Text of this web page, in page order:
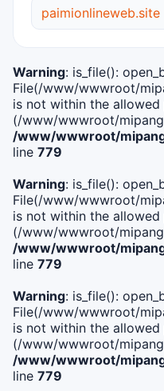
paimionlineweb.site
Warning: is_file():
File(/www/wwwroot/
is not within the allowed
(/www/wwwroot/
/www/wwwroot/
line 779
Warning: is_file():
File(/www/wwwroot/
is not within the allowed
(/www/wwwroot/
/www/wwwroot/
line 779
Warning: is_file():
File(/www/wwwroot/
is not within the allowed
(/www/wwwroot/
/www/wwwroot/
line 779